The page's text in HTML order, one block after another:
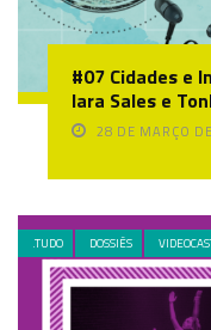
#07 Cidades e
Iara Sales e
28 DE MARÇO
.TUDO DOSSIÊS